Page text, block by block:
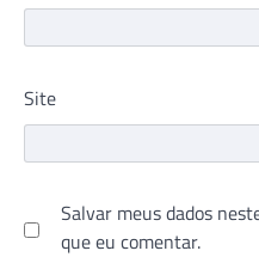
Site
Salvar meus dados
que eu comentar.